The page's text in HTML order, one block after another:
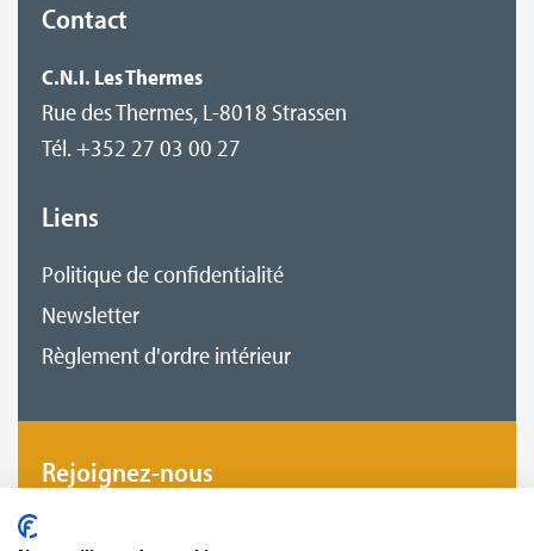
Contact
C.N.I. Les Thermes
Rue des Thermes, L-8018 Strassen
Tél. +352 27 03 00 27
Liens
Politique de confidentialité
Newsletter
Règlement d'ordre intérieur
Rejoignez-nous